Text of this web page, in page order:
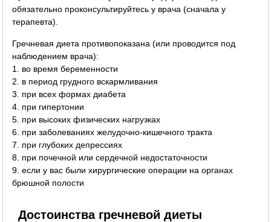
обязательно проконсультируйтесь у врача (сначала у
терапевта).
Гречневая диета противопоказана (или проводится под
наблюдением врача):
1. во время беременности
2. в период грудного вскармливания
3. при всех формах диабета
4. при гипертонии
5. при высоких физических нагрузках
6. при заболеваниях желудочно-кишечного тракта
7. при глубоких депрессиях
8. при почечной или сердечной недостаточности
9. если у вас были хирургические операции на органах
брюшной полости
Достоинства гречневой диеты